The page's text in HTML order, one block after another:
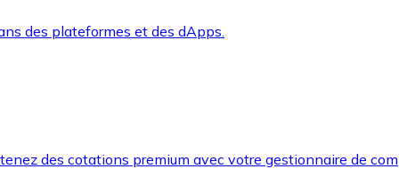
des plateformes et des dApps.
des cotations premium avec votre gestionnaire de